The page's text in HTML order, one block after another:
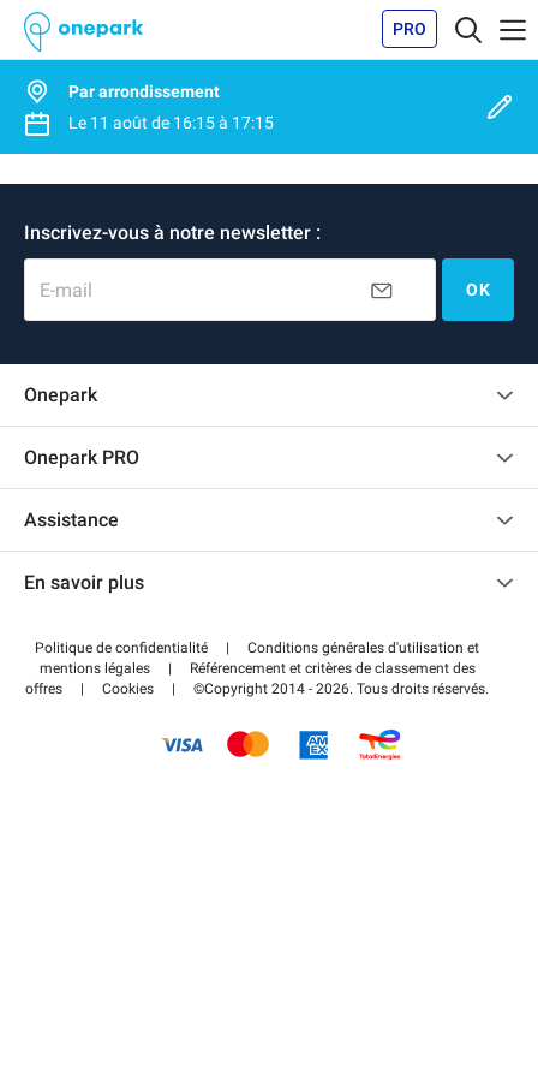
PRO
Par arrondissement
Le 11 août de 16:15à 17:15
Inscrivez-vous à notre newsletter :
E-mail OK
Onepark
Recrutement
Onepark PRO
Accéder à mon espace partenaire
Assistance
Centre d'aide
Régler votre stationnement FLOW
En savoir plus
Wiki
Guide du stationnement
Politique de confidentialité |
Conditions générales d'utilisation et
mentions légales
|
Référencement et critères de classement des
offres
| Cookies | ©Copyright 2014 - 2026. Tous droits réservés.